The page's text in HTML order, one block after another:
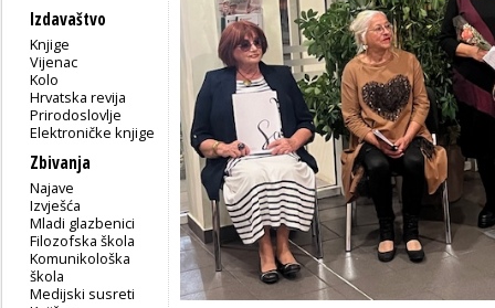
Izdavaštvo
Knjige
Vijenac
Kolo
Hrvatska revija
Prirodoslovlje
Elektroničke knjige
Zbivanja
Najave
Izvješća
Mladi glazbenici
Filozofska škola
Komunikološka
škola
Medijski susreti